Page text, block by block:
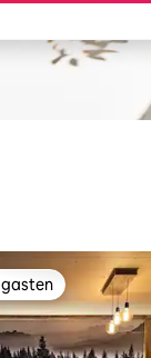
gasten
gasten